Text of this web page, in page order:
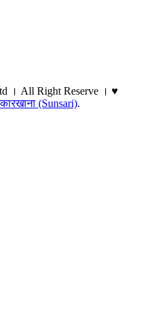
। All Right Reserve । ♥
(Sunsari).